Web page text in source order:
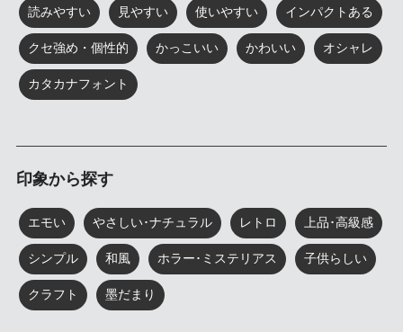
読みやすい 見やすい 使いやすい インパクトある
クセ強め・個性的 かっこいい かわいい オシャレ
カタカナフォント
印象から探す
エモい やさしい･ナチュラル レトロ 上品･高級感
シンプル 和風 ホラー･ミステリアス 子供らしい
クラフト 墨だまり